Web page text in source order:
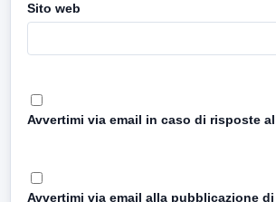
Sito web
Avvertimi via email in caso di risposte
Avvertimi via email alla pubblicazione